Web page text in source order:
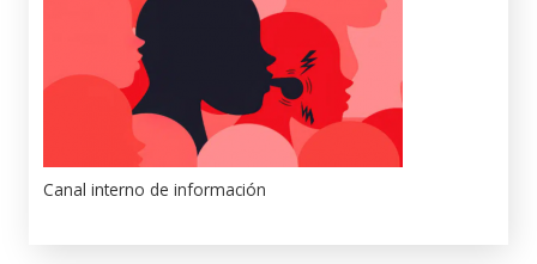
Canal interno de información